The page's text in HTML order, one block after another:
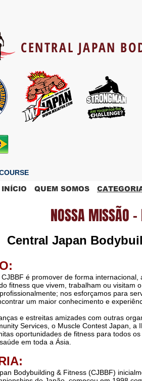
CENTRAL JAPAN
INÍCIO QUEM SOMOS
NOSSA MISSÃO -
Central Japan
CJBBF é promover de forma
fitness que vivem, trabalham ou visitam
nos esforçamos para
um maior conhecimento e
e estreitas amizades com outras
Services, o Muscle Contest Japan,
oportunidades de fitness para todos
em toda a Ásia.
Bodybuilding & Fitness (CJBBF)